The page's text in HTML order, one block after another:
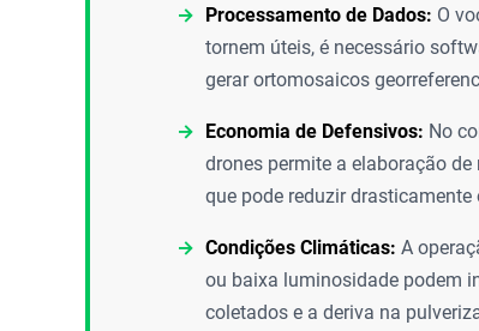
Processamento de Dados: O
tornem úteis, é necessário
gerar ortomosaicos
Economia de Defensivos: No
drones permite a elaboração
que pode reduzir
Condições Climáticas: A
ou baixa luminosidade podem
coletados e a deriva na